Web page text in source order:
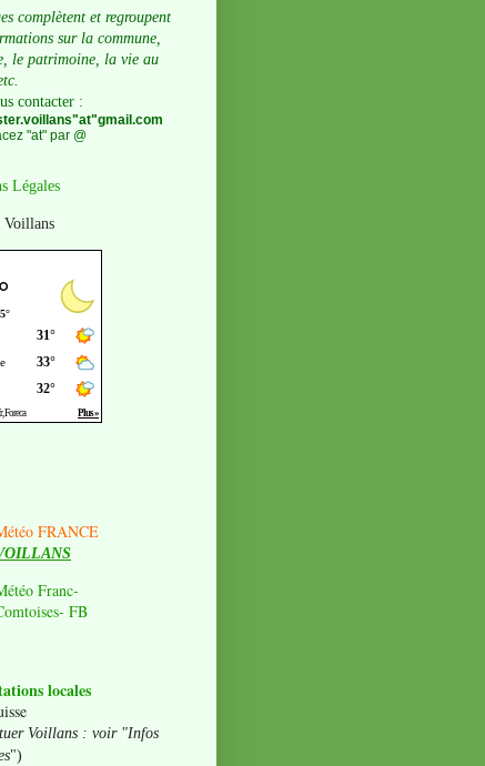
complètent et regroupent
sur la commune,
le patrimoine, la vie au
contacter :
"at" par @
Légales
Voillans
FRANCE
Franc-
FB
locales
Voillans : voir "Infos
")